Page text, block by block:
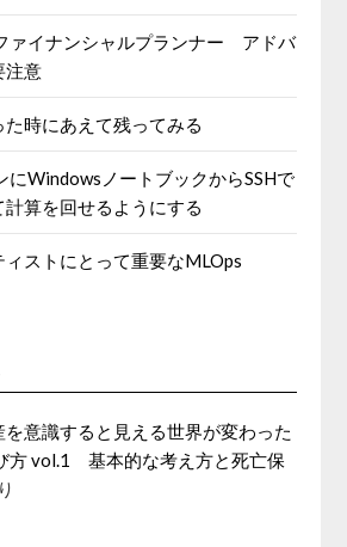
ァイナンシャルプランナー アドバ
注意
時にあえて残ってみる
にWindowsノートブックからSSHで
計算を回せるようにする
ストにとって重要なMLOps
意識すると見える世界が変わった
方 vol.1 基本的な考え方と死亡保